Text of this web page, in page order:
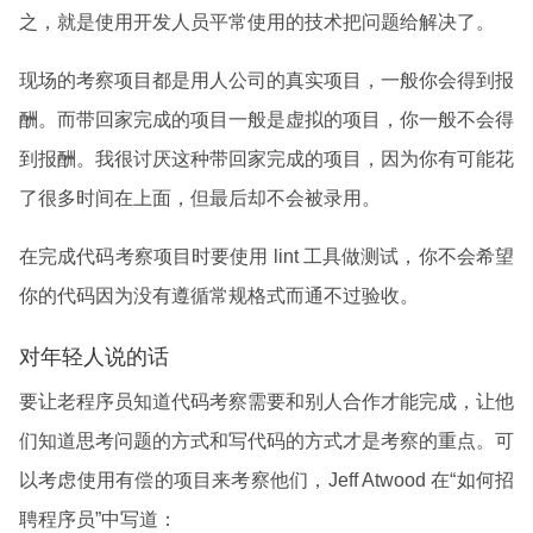
之，就是使用开发人员平常使用的技术把问题给解决了。
现场的考察项目都是用人公司的真实项目，一般你会得到报
酬。而带回家完成的项目一般是虚拟的项目，你一般不会得
到报酬。我很讨厌这种带回家完成的项目，因为你有可能花
了很多时间在上面，但最后却不会被录用。
在完成代码考察项目时要使用 lint 工具做测试，你不会希望
你的代码因为没有遵循常规格式而通不过验收。
对年轻人说的话
要让老程序员知道代码考察需要和别人合作才能完成，让他
们知道思考问题的方式和写代码的方式才是考察的重点。可
以考虑使用有偿的项目来考察他们，Jeff Atwood 在“如何招
聘程序员”中写道：